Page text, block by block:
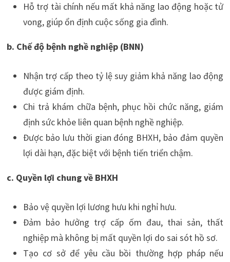
Hỗ trợ tài chính nếu mất khả năng lao động hoặc tử
vong, giúp ổn định cuộc sống gia đình.
b. Chế độ bệnh nghề nghiệp (BNN)
Nhận trợ cấp theo tỷ lệ suy giảm khả năng lao động
được giám định.
Chi trả khám chữa bệnh, phục hồi chức năng, giám
định sức khỏe liên quan bệnh nghề nghiệp.
Được bảo lưu thời gian đóng BHXH, bảo đảm quyền
lợi dài hạn, đặc biệt với bệnh tiến triển chậm.
c. Quyền lợi chung về BHXH
Bảo vệ quyền lợi lương hưu khi nghỉ hưu.
Đảm bảo hưởng trợ cấp ốm đau, thai sản, thất
nghiệp mà không bị mất quyền lợi do sai sót hồ sơ.
Tạo cơ sở để yêu cầu bồi thường hợp pháp nếu